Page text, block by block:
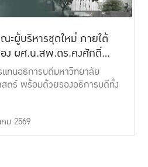
ะผู้บริหารชุดใหม่ ภายใต้
ง ผศ.น.สพ.ดร.คงศักดิ์
มทนอธิการบดีมหาวิทยาลัย
สตร์ พร้อมด้วยรองอธิการบดีทั้ง
ม 2569